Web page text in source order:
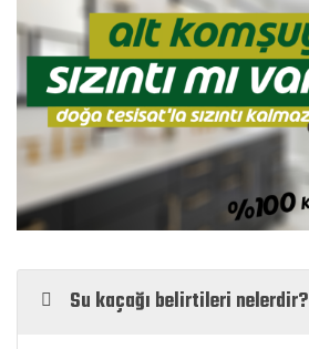
Su kaçağı belirtileri nelerdir?